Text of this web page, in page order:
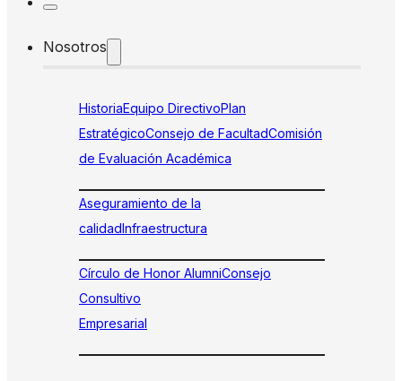
Nosotros
HistoriaEquipo DirectivoPlan
EstratégicoConsejo de FacultadComisión
de Evaluación Académica
Aseguramiento de la
calidadInfraestructura
Círculo de Honor AlumniConsejo
Consultivo
Empresarial